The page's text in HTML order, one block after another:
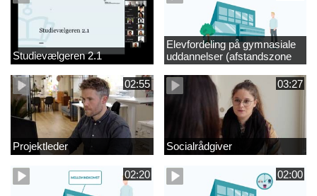
Studievælgeren 2.1
Elevfordeling på gymnasiale
uddannelser (afstandszone
redigeret)
02:55
Projektleder
03:27
Socialrådgiver
02:20 02:00